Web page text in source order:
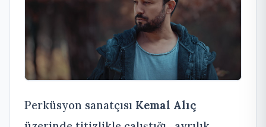
Perküsyon sanatçısı Kemal Alıç